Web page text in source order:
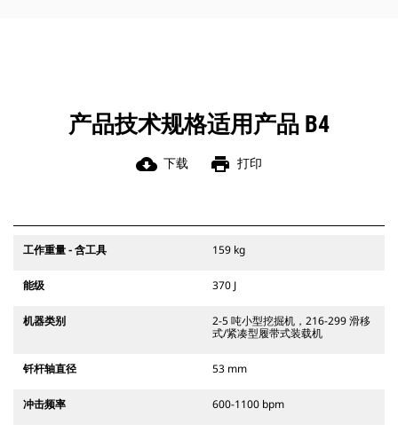
产品技术规格适用产品 B4
cloud_download 下载 print 打印
工作重量 - 含工具 159 kg
能级 370 J
机器类别
2-5 吨小型挖掘机，216-299 滑移
式/紧凑型履带式装载机
钎杆轴直径 53 mm
冲击频率 600-1100 bpm